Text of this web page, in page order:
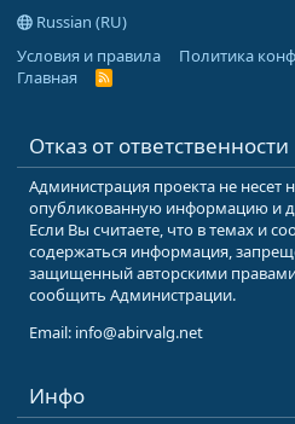
Russian (RU)
Условия и правила
Политика
Главная
R
Отказ от ответственности
Администрация проекта не несет
опубликованную информацию и
Если Вы считаете, что в темах и
содержаться информация,
защищенный авторскими
сообщить Администрации.
Email: info@abirvalg.net
Инфо